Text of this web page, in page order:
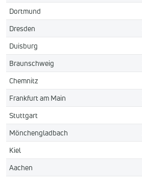
Dortmund
Dresden
Duisburg
Braunschweig
Chemnitz
Frankfurt am Main
Stuttgart
Mönchengladbach
Kiel
Aachen